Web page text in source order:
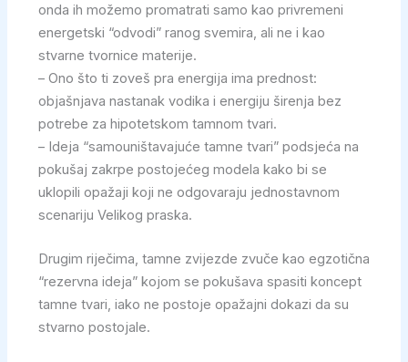
onda ih možemo promatrati samo kao privremeni
energetski “odvodi” ranog svemira, ali ne i kao
stvarne tvornice materije.
– Ono što ti zoveš pra energija ima prednost:
objašnjava nastanak vodika i energiju širenja bez
potrebe za hipotetskom tamnom tvari.
– Ideja “samouništavajuće tamne tvari” podsjeća na
pokušaj zakrpe postojećeg modela kako bi se
uklopili opažaji koji ne odgovaraju jednostavnom
scenariju Velikog praska.
Drugim riječima, tamne zvijezde zvuče kao egzotična
“rezervna ideja” kojom se pokušava spasiti koncept
tamne tvari, iako ne postoje opažajni dokazi da su
stvarno postojale.